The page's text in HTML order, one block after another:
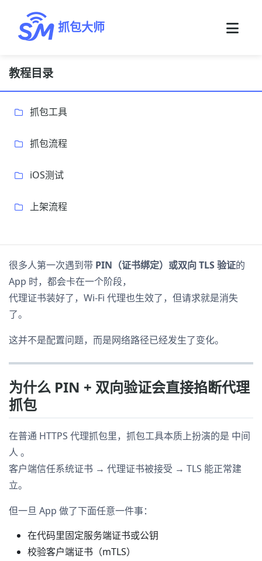
抓包大师
教程目录
抓包工具
抓包流程
iOS测试
上架流程
很多人第一次遇到带 PIN（证书绑定）或双向 TLS 验证的
App 时，都会卡在一个阶段，
代理证书装好了，Wi-Fi 代理也生效了，但请求就是消失
了。
这并不是配置问题，而是网络路径已经发生了变化。
为什么 PIN + 双向验证会直接掐断代理
抓包
在普通 HTTPS 代理抓包里，抓包工具本质上扮演的是 中间
人 。
客户端信任系统证书 → 代理证书被接受 → TLS 能正常建
立。
但一旦 App 做了下面任意一件事：
在代码里固定服务端证书或公钥
校验客户端证书（mTLS）